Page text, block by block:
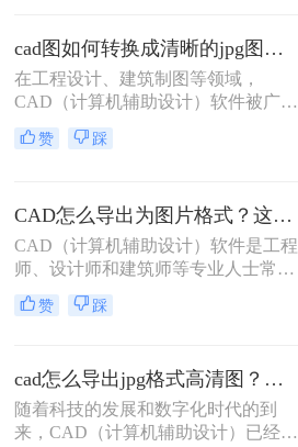
助读者轻松实现格式转换。
cad图如何转换成清晰的jpg图片？三种方法，保准一看就会!！
在工程设计、建筑制图等领域，
CAD（计算机辅助设计）软件被广泛
应用。然而，在某些情况下，我们需
要将CAD图纸转换为JPG图片格式，
图片呢？为了确保转换后的JPG图片
保持清晰和高质量，本文将介绍三种
实用的转换方法。
赞 踩
CAD怎么导出为图片格式？这三招一定要记得！
CAD（计算机辅助设计）软件是工程
师、设计师和建筑师等专业人士常用
的工具，它允许用户创建和编辑复杂
的二维和三维图形。然而，在某些情
到其他文档中。那么CAD怎么导出为
图片格式呢？以下将详细介绍几种将
CAD导出为图片格式的方法。
赞 踩
cad怎么导出jpg格式高清图？三种方法，保准一看就会！
随着科技的发展和数字化时代的到
来，CAD（计算机辅助设计）已经成